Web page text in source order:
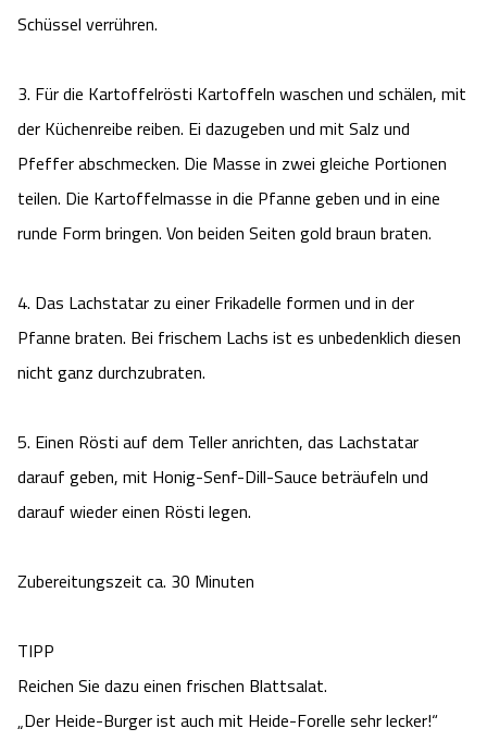
Urlaub auf dem Bauernhof
Last Minute
Kataloge
Angebote
Kontakt
Kutschen
Regionale Küche
Unterkünfte
Urlaub auf dem Bauernhof
Landschaftsführungen
Wildpark Lüneburger Heide
Wildpark Schwarze Berge
Otter Zentrum
Ralf Schumacher Kart & Bowl
Abenteuerland Trampolin-Park
Battle Kart Bispingen
Adventure District Bispingen
Ausflugsziele
Kulinarisches Celle
Unterkünfte Celle
Veranstaltungen & Führungen Celle
Schüssel verrühren.
3. Für die Kartoffelrösti Kartoffeln waschen und schälen, mit
der Küchenreibe reiben. Ei dazugeben und mit Salz und
Pfeffer abschmecken. Die Masse in zwei gleiche Portionen
teilen. Die Kartoffelmasse in die Pfanne geben und in eine
runde Form bringen. Von beiden Seiten gold braun braten.
4. Das Lachstatar zu einer Frikadelle formen und in der
Pfanne braten. Bei frischem Lachs ist es unbedenklich diesen
nicht ganz durchzubraten.
5. Einen Rösti auf dem Teller anrichten, das Lachstatar
darauf geben, mit Honig-Senf-Dill-Sauce beträufeln und
darauf wieder einen Rösti legen.
Zubereitungszeit ca. 30 Minuten
TIPP
Reichen Sie dazu einen frischen Blattsalat.
„Der Heide-Burger ist auch mit Heide-Forelle sehr lecker!“